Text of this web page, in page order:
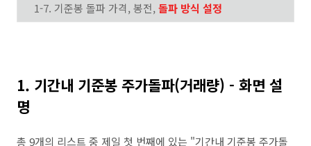
1-7. 기준봉 돌파 가격, 봉전, 돌파 방식 설정
1. 기간내 기준봉 주가돌파(거래량) - 화면 설
명
총 9개의 리스트 중 제일 첫 번째에 있는 "기간내 기준봉 주가돌